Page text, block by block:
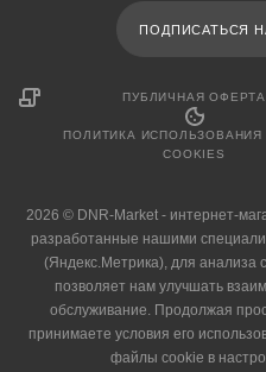
ПОДПИСАТЬСЯ
ПУБЛИЧНАЯ ОФЕРТА
ПОЛИТИКА ИСПОЛЬЗОВАНИЯ
COOKIES
2026 © DNR-Market - интернет-
разработанные нашими
(Яндекс.Метрика), для анализа
позволяет нам улучшать
обслуживание. Продолжая
принимаете условия его
файлы cookie в